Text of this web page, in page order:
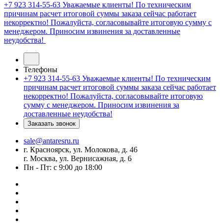
+7 923 314-55-63 Уважаемые клиенты! По техническим
причинам расчет итоговой суммы заказа сейчас работает
некорректно! Пожалуйста, согласовывайте итоговую сумму с
менеджером. Приносим извинения за доставленные
неудобства!
Телефоны
+7 923 314-55-63 Уважаемые клиенты! По техническим
причинам расчет итоговой суммы заказа сейчас работает
некорректно! Пожалуйста, согласовывайте итоговую
сумму с менеджером. Приносим извинения за
доставленные неудобства!
Заказать звонок
sale@antaresru.ru
г. Красноярск, ул. Молокова, д. 46
г. Москва, ул. Вернисажная, д. 6
Пн - Пт: с 9:00 до 18:00